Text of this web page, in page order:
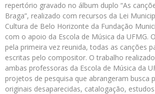
repertório gravado no álbum duplo “As
Braga”, realizado com recursos da Lei
Cultura de Belo Horizonte da Fundação
com o apoio da Escola de Música da UFMG.
pela primeira vez reunida, todas as canções
escritas pelo compositor. O trabalho
ambas professoras da Escola de Música da
projetos de pesquisa que abrangeram busca
originais desaparecidas, catalogação,